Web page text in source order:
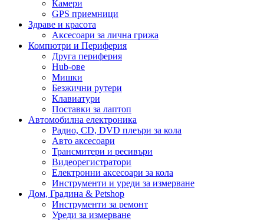
Камери
GPS приемници
Здраве и красота
Аксесоари за лична грижа
Компютри и Периферия
Друга периферия
Hub-ове
Мишки
Безжични рутери
Клавиатури
Поставки за лаптоп
Автомобилна електроника
Радио, CD, DVD плеъри за кола
Авто аксесоари
Трансмитери и ресивъри
Видеорегистратори
Електронни аксесоари за кола
Инструменти и уреди за измерване
Дом, Градина & Petshop
Инструменти за ремонт
Уреди за измерване